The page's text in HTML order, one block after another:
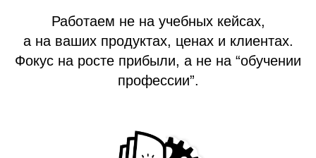
Работаем не на учебных кейсах,
а на ваших продуктах, ценах и клиентах.
Фокус на росте прибыли, а не на “обучении
профессии”.